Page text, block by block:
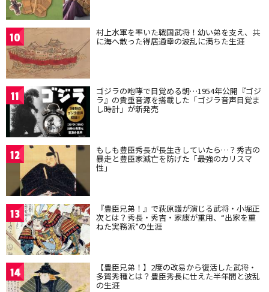
10 村上水軍を率いた戦国武将！幼い弟を支え、共
に海へ散った得居通幸の波乱に満ちた生涯
11 ゴジラの咆哮で目覚める朝…1954年公開『ゴジ
ラ』の貴重音源を搭載した「ゴジラ音声目覚ま
し時計」が新発売
12 もしも豊臣秀長が長生きしていたら…？秀吉の
暴走と豊臣家滅亡を防げた「最強のカリスマ
性」
13 『豊臣兄弟！』で萩原護が演じる武将・小堀正
次とは？秀長・秀吉・家康が重用、“出家を重
ねた実務派”の生涯
14 【豊臣兄弟！】2度の改易から復活した武将・
多賀秀種とは？豊臣秀長に仕えた半年間と波乱
の生涯